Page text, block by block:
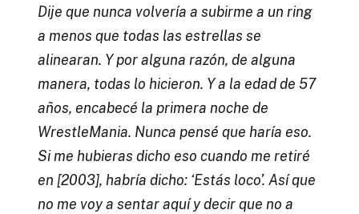
Dije que nunca volvería a subirme a un ring
a menos que todas las estrellas se
alinearan. Y por alguna razón, de alguna
manera, todas lo hicieron. Y a la edad de 57
años, encabecé la primera noche de
WrestleMania. Nunca pensé que haría eso.
Si me hubieras dicho eso cuando me retiré
en [2003], habría dicho: ‘Estás loco’. Así que
no me voy a sentar aquí y decir que no a